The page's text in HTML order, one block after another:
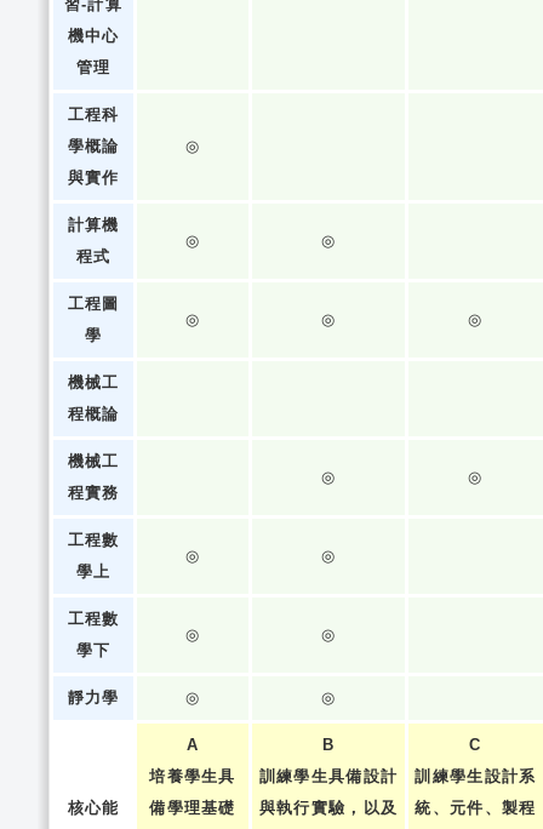
習-計算
機中心
管理
工程科
學概論
與實作
◎
計算機
程式
◎ ◎
工程圖
學
◎ ◎ ◎
機械工
程概論
機械工
程實務
◎ ◎
工程數
學上
◎ ◎
工程數
學下
◎ ◎
靜力學 ◎ ◎
核心能
A
培養學生具
備學理基礎
B
訓練學生具備設計
與執行實驗，以及
C
訓練學生設計系
統、元件、製程